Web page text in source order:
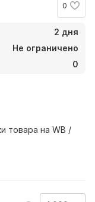
0
2 дня
Не ограничено
0
товара на WB /